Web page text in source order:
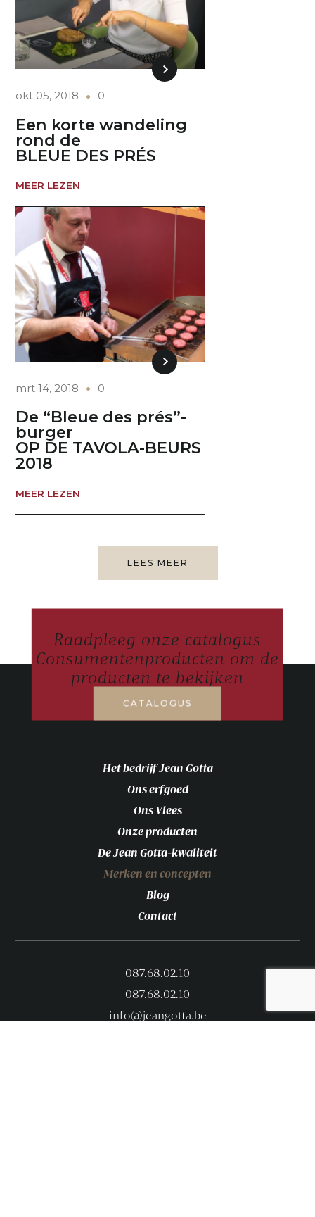
okt 05, 2018 0
Een korte wandeling
rond de
BLEUE DES PRÉS
MEER LEZEN
mrt 14, 2018 0
De “Bleue des prés”-
burger
OP DE TAVOLA-BEURS
2018
MEER LEZEN
LEES MEER
Raadpleeg onze catalogus
Consumentenproducten om de
producten te bekijken
CATALOGUS
Het bedrijf Jean Gotta
Ons erfgoed
Ons Vlees
Onze producten
De Jean Gotta-kwaliteit
Merken en concepten
Blog
Contact
087.68.02.10
087.68.02.10
info@jeangotta.be